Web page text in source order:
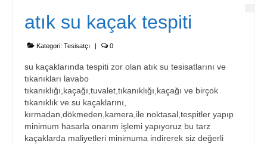
atık su kaçak tespiti
Kategori: Tesisatçı | 0
su kaçaklarında tespiti zor olan atık su tesisatlarını ve
tıkanıkları lavabo
tıkanıklığı,kaçağı,tuvalet,tıkanıklığı,kaçağı ve birçok
tıkanıklık ve su kaçaklarını,
kırmadan,dökmeden,kamera,ile noktasal,tespitler yapıp
minimum hasarla onarım işlemi yapıyoruz bu tarz
kaçaklarda maliyetleri minimuma indirerek siz değerli